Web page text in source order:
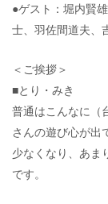
●ゲスト：堀内賢
士、羽佐間道夫、
＜ご挨拶＞
■とり・みき
普通はこんなに（
さんの遊び心が出
少なくなり、あま
です。